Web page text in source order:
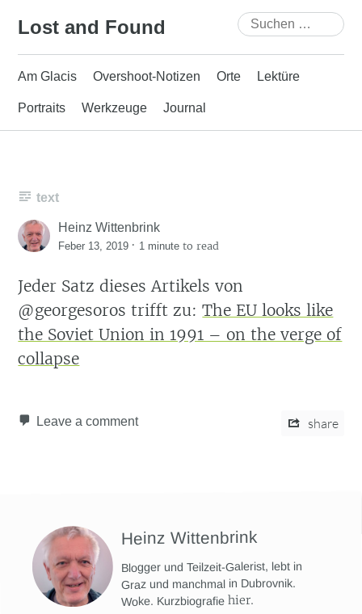
Lost and Found
Suchen
nach:
Am Glacis Overshoot-Notizen Orte Lektüre
Portraits Werkzeuge Journal
text
Heinz Wittenbrink
Feber 13, 2019 · 1 minute to read
Jeder Satz dieses Artikels von
@georgesoros trifft zu:The EU looks like
the Soviet Union in 1991 – on the verge of
collapse
Leave a comment share
Heinz Wittenbrink
Blogger und Teilzeit-Galerist, lebt in
Graz und manchmal in Dubrovnik.
Woke. Kurzbiografiehier.